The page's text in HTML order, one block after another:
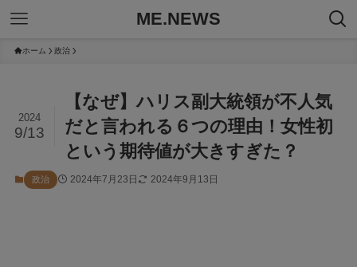
ME.NEWS
ホーム 政治
【なぜ】ハリス副大統領が不人気
だと言われる６つの理由！女性初
という期待値が大きすぎた？
2024
9/13
政治 2024年7月23日 2024年9月13日